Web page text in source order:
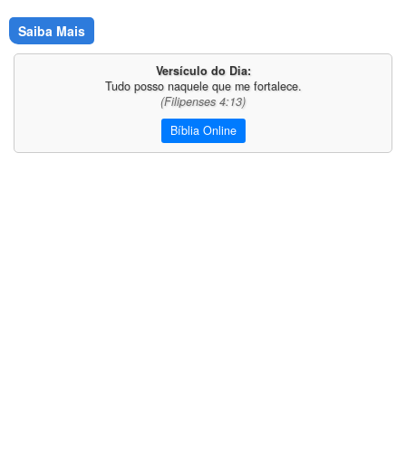
Saiba Mais
Versículo do Dia:
Tudo posso naquele que me fortalece.
(Filipenses 4:13)
Bíblia Online